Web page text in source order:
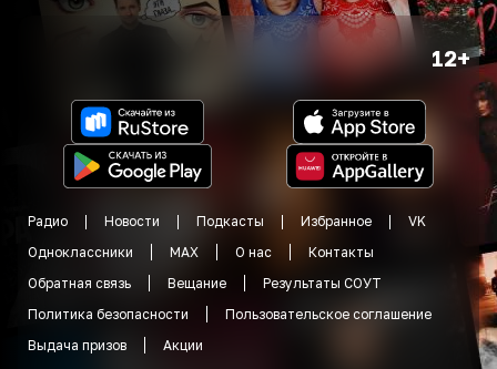
12+
Радио Новости Подкасты Избранное
VK
Одноклассники
MAX О нас
Контакты
Обратная связь
Вещание
Результаты СОУТ
Политика безопасности
Пользовательское соглашение
Выдача призов
Акции